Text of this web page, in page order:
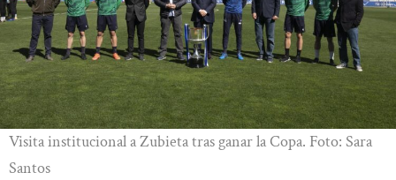
Visita institucional a Zubieta tras ganar la Copa. Foto: Sara
Santos